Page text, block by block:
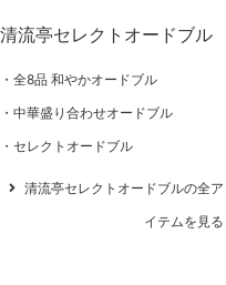
清流亭セレクトオードブル
全8品 和やかオードブル
中華盛り合わせオードブル
セレクトオードブル
清流亭セレクトオードブルの全ア
イテムを見る